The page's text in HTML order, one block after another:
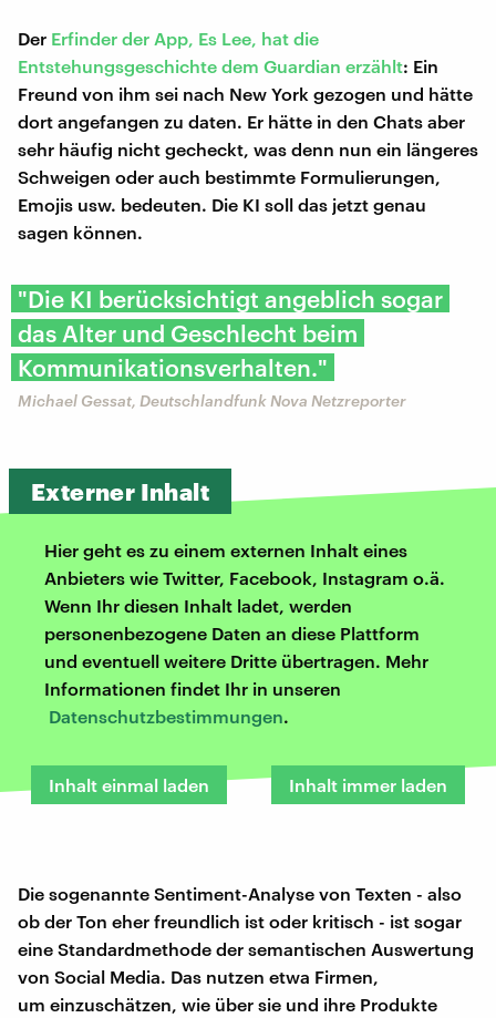
Der Erfinder der App, Es Lee, hat die
Entstehungsgeschichte dem Guardian erzählt: Ein
Freund von ihm sei nach New York gezogen und hätte
dort angefangen zu daten. Er hätte in den Chats aber
sehr häufig nicht gecheckt, was denn nun ein längeres
Schweigen oder auch bestimmte Formulierungen,
Emojis usw. bedeuten. Die KI soll das jetzt genau
sagen können.
"Die KI berücksichtigt angeblich sogar
das Alter und Geschlecht beim
Kommunikationsverhalten."
Michael Gessat, Deutschlandfunk Nova Netzreporter
Externer Inhalt
Hier geht es zu einem externen Inhalt eines
Anbieters wie Twitter, Facebook, Instagram o.ä.
Wenn Ihr diesen Inhalt ladet, werden
personenbezogene Daten an diese Plattform
und eventuell weitere Dritte übertragen. Mehr
Informationen findet Ihr in unseren
Datenschutzbestimmungen.
Inhalt einmal laden Inhalt immer laden
Die sogenannte Sentiment-Analyse von Texten - also
ob der Ton eher freundlich ist oder kritisch - ist sogar
eine Standardmethode der semantischen Auswertung
von Social Media. Das nutzen etwa Firmen,
um einzuschätzen, wie über sie und ihre Produkte